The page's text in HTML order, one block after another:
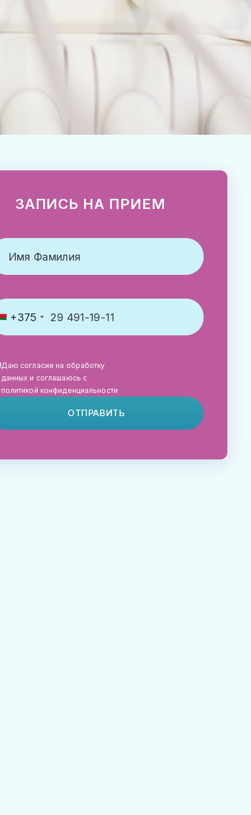
ЗАПИСЬ НА ПРИЕМ
+375
Даю согласие на обработку
данных и соглашаюсь с
политикой конфиденциальности
ОТПРАВИТЬ